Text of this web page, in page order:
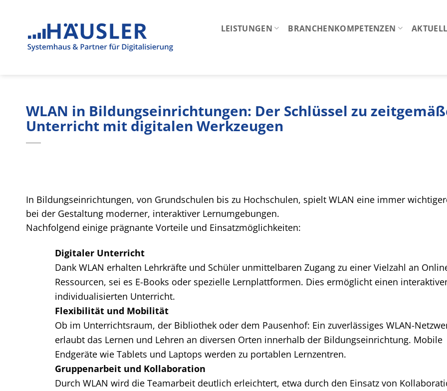
springen
LEISTUNGEN BRANCHENKOMPETENZEN
WLAN in Bildungseinrichtungen: Der Schlüssel zu
Unterricht mit digitalen Werkzeugen
In Bildungseinrichtungen, von Grundschulen bis zu Hochschulen, spielt WLAN eine immer
bei der Gestaltung moderner, interaktiver Lernumgebungen.
Nachfolgend einige prägnante Vorteile und Einsatzmöglichkeiten:
Digitaler Unterricht
Dank WLAN erhalten Lehrkräfte und Schüler unmittelbaren Zugang zu einer Vielzahl an
Ressourcen, sei es E-Books oder spezielle Lernplattformen. Dies ermöglicht einen
individualisierten Unterricht.
Flexibilität und Mobilität
Ob im Unterrichtsraum, der Bibliothek oder dem Pausenhof: Ein zuverlässiges WLAN-
erlaubt das Lernen und Lehren an diversen Orten innerhalb der Bildungseinrichtung. Mobile
Endgeräte wie Tablets und Laptops werden zu portablen Lernzentren.
Gruppenarbeit und Kollaboration
Durch WLAN wird die Teamarbeit deutlich erleichtert, etwa durch den Einsatz von